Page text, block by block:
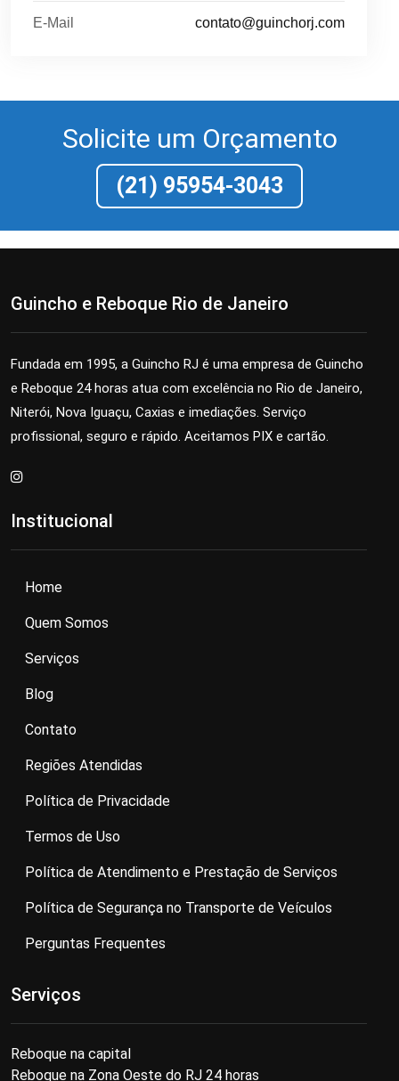
E-Mail contato@guinchorj.com
Solicite um Orçamento
(21) 95954-3043
Guincho e Reboque Rio de Janeiro
Fundada em 1995, a Guincho RJ é uma empresa de Guincho
e Reboque 24 horas atua com excelência no Rio de Janeiro,
Niterói, Nova Iguaçu, Caxias e imediações. Serviço
profissional, seguro e rápido. Aceitamos PIX e cartão.
Institucional
Home
Quem Somos
Serviços
Blog
Contato
Regiões Atendidas
Política de Privacidade
Termos de Uso
Política de Atendimento e Prestação de Serviços
Política de Segurança no Transporte de Veículos
Perguntas Frequentes
Serviços
Reboque na capital
Reboque na Zona Oeste do RJ 24 horas